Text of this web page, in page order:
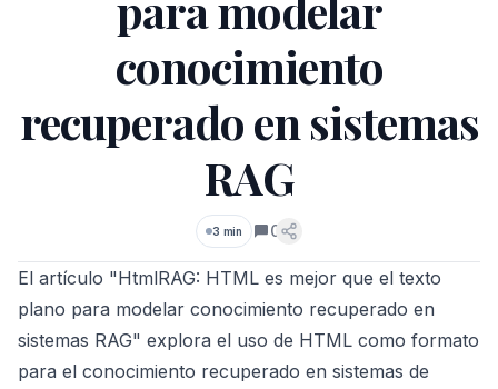
conocimiento
recuperado en sistemas
RAG
3 min 0
Comentarios
El artículo "HtmlRAG: HTML es mejor que el texto
plano para modelar conocimiento recuperado en
sistemas RAG" explora el uso de HTML como formato
para el conocimiento recuperado en sistemas de